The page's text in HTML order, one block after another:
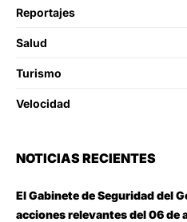
Reportajes
Salud
Turismo
Velocidad
NOTICIAS RECIENTES
El Gabinete de Seguridad del
acciones relevantes del 06 de